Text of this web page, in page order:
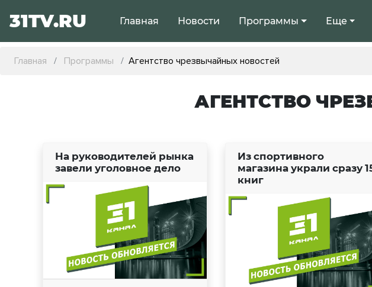
31TV.RU Главная Новости Программы Еще
Главная Программы Агентство чрезвычайных новостей
АГЕНТСТВО
На руководителей рынка
завели уголовное дело
Из спортивного
магазина украли сразу
книг